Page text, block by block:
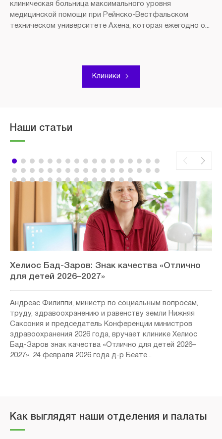
клиническая больница максимального уровня
медицинской помощи при Рейнско-Вестфальском
техническом университете Ахена, которая ежегодно о...
Клиники
Наши статьи
Хелиос Бад-Заров: Знак качества «Отлично
для детей 2026–2027»
Андреас Филиппи, министр по социальным вопросам,
труду, здравоохранению и равенству земли Нижняя
Саксония и председатель Конференции министров
здравоохранения 2026 года, вручает клинике Хелиос
Бад-Заров знак качества «Отлично для детей 2026–
2027». 24 февраля 2026 года д-р Беате...
Как выглядят наши отделения и палаты